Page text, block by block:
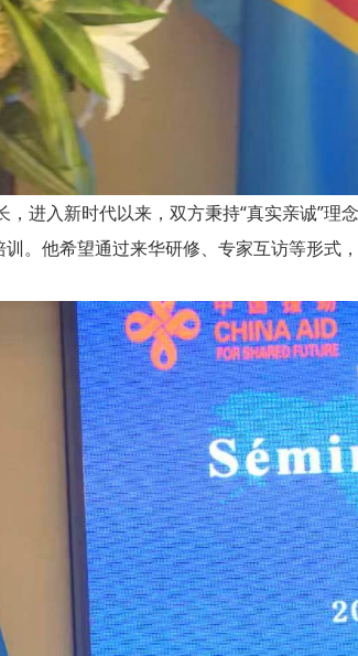
进入新时代以来，双方秉持“真实亲诚”理
。他希望通过来华研修、专家互访等形式